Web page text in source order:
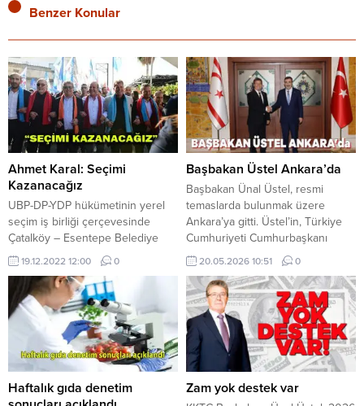
Benzer Konular
Ahmet Karal: Seçimi
Kazanacağız
UBP-DP-YDP hükümetinin yerel
seçim iş birliği çerçevesinde
Çatalköy – Esentepe Belediye
Başkan adayı gösterdiği Ahmet
Karal yürüyüş gerçekleştirdi.
Büyük bir kalabalık ile yürüyen
Ahmet Karal’a vatandaşlar sahip
çıktı. Yürüyüş sırasında
vatandaşların yoğun ilgi
gösterdiği UBP Başkanı,
Başbakan Ünal Üstel de, “Ahmet
Karal hükümetimizin adayıdır.
Belediye Meclis üyeliklerinde
19.12.2022 12:00 0
Başbakan Üstel Ankara’da
Başbakan Ünal Üstel, resmi
temaslarda bulunmak üzere
Ankara’ya gitti. Üstel’in, Türkiye
Cumhuriyeti Cumhurbaşkanı
Yardımcısı Cevdet Yılmaz ile bir
araya gelmesi ve saat 11.00’de
ortak basın açıklaması yapılması
bekleniyor. Başbakan Ünal Üstel,
resmi temaslarda bulunmak üzere
Ankara’ya gitti. Üstel’in ziyaret
kapsamında, Türkiye Cumhuriyeti
Cumhurbaşkanı Yardımcısı Cevdet
Yılmaz ile bir araya gelmesi...
20.05.2026 10:51 0
Haftalık gıda denetim
Zam yok destek var